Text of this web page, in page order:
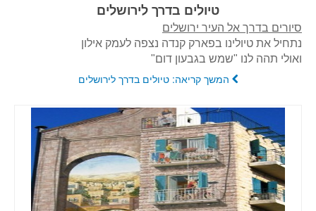
טיולים בדרך לירושלים
סיורים בדרך אל העיר ירושלים
נתחיל את טיולינו בפארק קנדה נצפה לעמק אילון
ואולי תהה לנו "שמש בגבעון דום"
המשך קריאה: טיולים בדרך לירושלים